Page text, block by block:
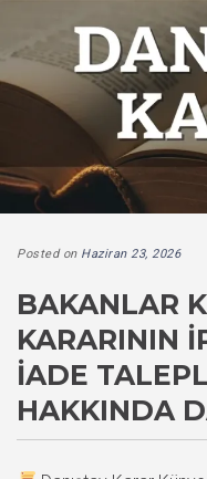
Posted on Haziran 23, 2026
BAKANLAR
KARARININ
İADE
HAKKINDA